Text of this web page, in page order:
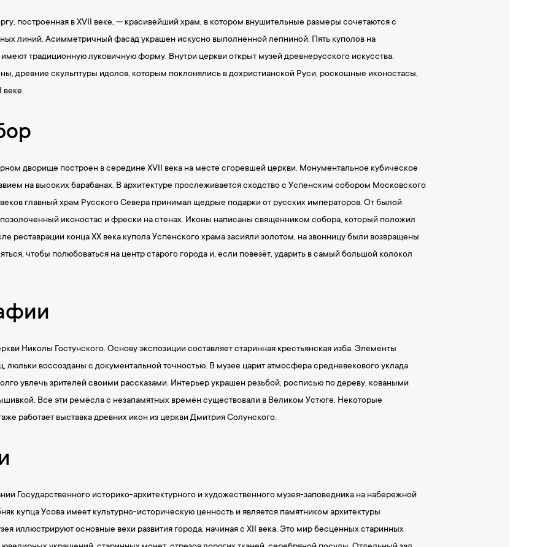
построенная в XVII веке, — красивейший храм, в котором внушительные размеры сочетаются с
линий. Асимметричный фасад украшен искусно выполненной лепниной. Пять куполов на
традиционную луковичную форму. Внутри церкви открыт музей древнерусского искусства.
древние скульптуры идолов, которым поклонялись в дохристианской Руси, роскошные иконостасы,
веке.
дворище построен в середине XVII века на месте сгоревшей церкви. Монументальное кубическое
на высоких барабанах. В архитектуре прослеживается сходство с Успенским собором Московского
главный храм Русского Севера принимал щедрые подарки от русских императоров. От былой
иконостас и фрески на стенах. Иконы написаны священником собора, который положил
реставрации конца XX века купола Успенского храма засияли золотом, на звонницу были возвращены
чтобы полюбоваться на центр старого города и, если повезёт, ударить в самый большой колокол
Николы Гостунского. Основу экспозиции составляет старинная крестьянская изба. Элементы
люльки воссозданы с документальной точностью. В музее царит атмосфера средневекового уклада
увлечь зрителей своими рассказами. Интерьер украшен резьбой, росписью по дереву, коваными
Все эти ремёсла с незапамятных времён существовали в Великом Устюге. Некоторые
работает выставка древних икон из церкви Дмитрия Солунского.
Государственного историко-архитектурного и художественного музея-заповедника на набережной
купца Усова имеет культурно-историческую ценность и является памятником архитектуры
иллюстрируют основные вехи развития города, начиная с XII века. Это мир бесценных старинных